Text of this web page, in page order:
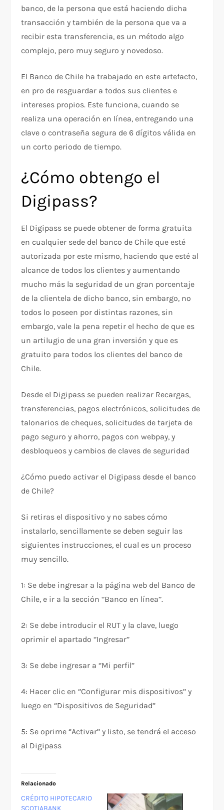
banco, de la persona que está haciendo dicha
transacción y también de la persona que va a
recibir esta transferencia, es un método algo
complejo, pero muy seguro y novedoso.
El Banco de Chile ha trabajado en este artefacto,
en pro de resguardar a todos sus clientes e
intereses propios. Este funciona, cuando se
realiza una operación en línea, entregando una
clave o contraseña segura de 6 dígitos válida en
un corto periodo de tiempo.
¿Cómo obtengo el
Digipass?
El Digipass se puede obtener de forma gratuita
en cualquier sede del banco de Chile que esté
autorizada por este mismo, haciendo que esté al
alcance de todos los clientes y aumentando
mucho más la seguridad de un gran porcentaje
de la clientela de dicho banco, sin embargo, no
todos lo poseen por distintas razones, sin
embargo, vale la pena repetir el hecho de que es
un artilugio de una gran inversión y que es
gratuito para todos los clientes del banco de
Chile.
Desde el Digipass se pueden realizar Recargas,
transferencias, pagos electrónicos, solicitudes de
talonarios de cheques, solicitudes de tarjeta de
pago seguro y ahorro, pagos con webpay, y
desbloqueos y cambios de claves de seguridad
¿Cómo puedo activar el Digipass desde el banco
de Chile?
Si retiras el dispositivo y no sabes cómo
instalarlo, sencillamente se deben seguir las
siguientes instrucciones, el cual es un proceso
muy sencillo.
1: Se debe ingresar a la página web del Banco de
Chile, e ir a la sección ‘’Banco en línea’’.
2: Se debe introducir el RUT y la clave, luego
oprimir el apartado ‘’Ingresar’’
3: Se debe ingresar a ‘’Mi perfil’’
4: Hacer clic en ‘’Configurar mis dispositivos’’ y
luego en ‘’Dispositivos de Seguridad’’
5: Se oprime ‘’Activar’’ y listo, se tendrá el acceso
al Digipass
Relacionado
CRÉDITO HIPOTECARIO